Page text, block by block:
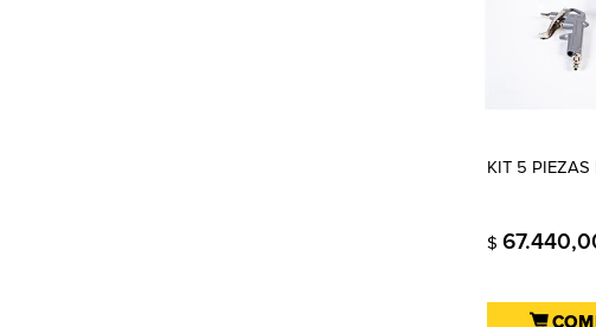
KIT 5 PIEZAS
$